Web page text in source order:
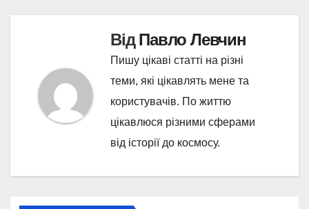
ВідПавло Левчин
Пишу цікаві статті на різні
теми, які цікавлять мене та
користувачів. По життю
цікавлюся різними сферами
від історії до космосу.